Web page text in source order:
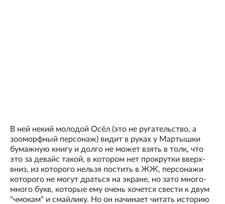
В ней некий молодой Осёл (это не ругательство, а
зооморфный персонаж) видит в руках у Мартышки
бумажную книгу и долго не может взять в толк, что
это за девайс такой, в котором нет прокрутки вверх-
вниз, из которого нельзя постить в ЖЖ, персонажи
которого не могут драться на экране, но зато много-
много букв, которые ему очень хочется свести к двум
"чмокам" и смайлику. Но он начинает читать историю